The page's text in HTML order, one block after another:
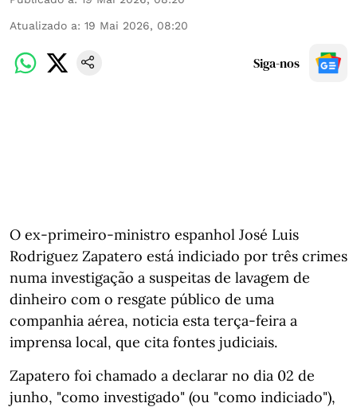
Atualizado a: 19 Mai 2026, 08:20
Siga-nos
O ex-primeiro-ministro espanhol José Luis
Rodriguez Zapatero está indiciado por três crimes
numa investigação a suspeitas de lavagem de
dinheiro com o resgate público de uma
companhia aérea, noticia esta terça-feira a
imprensa local, que cita fontes judiciais.
Zapatero foi chamado a declarar no dia 02 de
junho, "como investigado" (ou "como indiciado"),